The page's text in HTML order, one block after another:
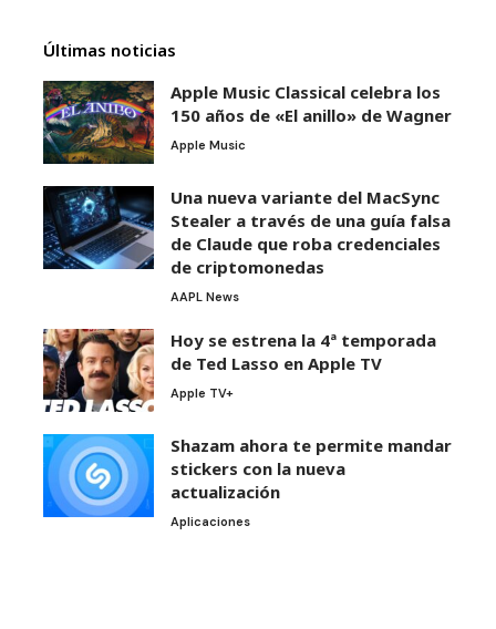
Últimas noticias
Apple Music Classical celebra los
150 años de «El anillo» de Wagner
Apple Music
Una nueva variante del MacSync
Stealer a través de una guía falsa
de Claude que roba credenciales
de criptomonedas
AAPL News
Hoy se estrena la 4ª temporada
de Ted Lasso en Apple TV
Apple TV+
Shazam ahora te permite mandar
stickers con la nueva
actualización
Aplicaciones